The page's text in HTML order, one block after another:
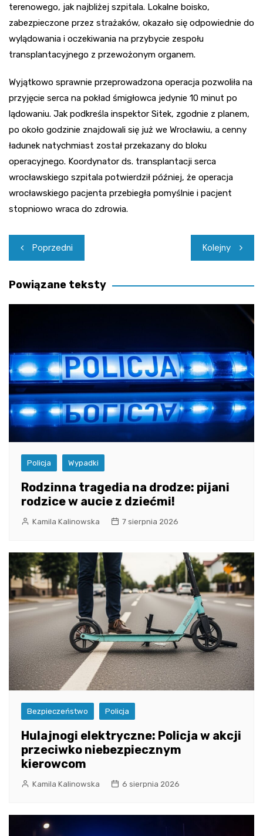
terenowego, jak najbliżej szpitala. Lokalne boisko,
zabezpieczone przez strażaków, okazało się odpowiednie do
wylądowania i oczekiwania na przybycie zespołu
transplantacyjnego z przewożonym organem.
Wyjątkowo sprawnie przeprowadzona operacja pozwoliła na
przyjęcie serca na pokład śmigłowca jedynie 10 minut po
lądowaniu. Jak podkreśla inspektor Sitek, zgodnie z planem,
po około godzinie znajdowali się już we Wrocławiu, a cenny
ładunek natychmiast został przekazany do bloku
operacyjnego. Koordynator ds. transplantacji serca
wrocławskiego szpitala potwierdził później, że operacja
wrocławskiego pacjenta przebiegła pomyślnie i pacjent
stopniowo wraca do zdrowia.
Nawigacja
wpisu
Poprzedni Kolejny
Powiązane teksty
Policja Wypadki
Rodzinna tragedia na drodze: pijani
rodzice w aucie z dziećmi!
Kamila Kalinowska 7 sierpnia 2026
Bezpieczeństwo Policja
Hulajnogi elektryczne: Policja w akcji
przeciwko niebezpiecznym
kierowcom
Kamila Kalinowska 6 sierpnia 2026